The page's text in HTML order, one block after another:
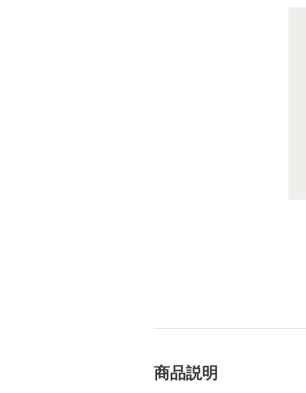
商品説明